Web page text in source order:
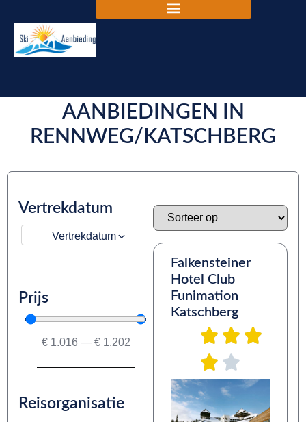
AANBIEDINGEN IN
RENNWEG/KATSCHBERG
Vertrekdatum
Vertrekdatum
Prijs
€ 1.016 — € 1.202
Reisorganisatie
Falkensteiner
Hotel Club
Funimation
Katschberg